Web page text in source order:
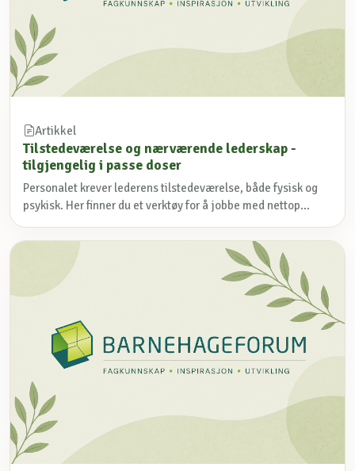
Artikkel
Tilstedeværelse og nærværende lederskap -
tilgjengelig i passe doser
Personalet krever lederens tilstedeværelse, både fysisk og
psykisk. Her finner du et verktøy for å jobbe med nettop...